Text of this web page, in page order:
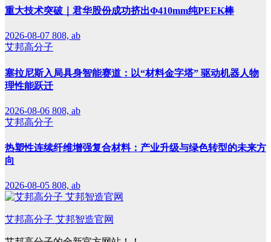
重大技术突破｜君华股份成功挤出Φ410mm纯PEEK棒
2026-08-07 808, ab
艾邦高分子
塞拉尼斯入局具身智能赛道：以“材料金字塔” 驱动机器人物
理性能跃迁
2026-08-06 808, ab
艾邦高分子
热塑性连续纤维增强复合材料：产业升级与绿色转型的未来方
向
2026-08-05 808, ab
艾邦高分子 艾邦智造官网